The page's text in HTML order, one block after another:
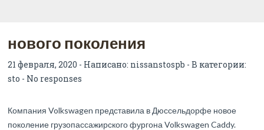
нового поколения
21 февраля, 2020 - Написано: nissanstospb - В категории:
sto - No responses
Компания Volkswagen представила в Дюссельдорфе новое
поколение грузопассажирского фургона Volkswagen Caddy.